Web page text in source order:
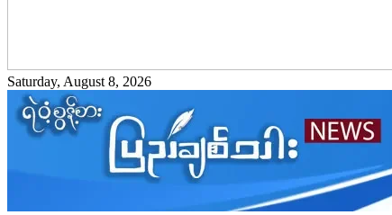
Saturday, August 8, 2026